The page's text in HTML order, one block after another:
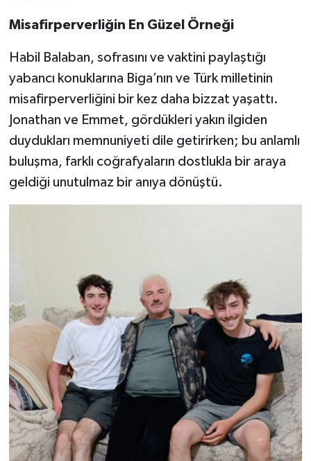
Misafirperverliğin En Güzel Örneği
Habil Balaban, sofrasını ve vaktini paylaştığı
yabancı konuklarına Biga’nın ve Türk milletinin
misafirperverliğini bir kez daha bizzat yaşattı.
Jonathan ve Emmet, gördükleri yakın ilgiden
duydukları memnuniyeti dile getirirken; bu anlamlı
buluşma, farklı coğrafyaların dostlukla bir araya
geldiği unutulmaz bir anıya dönüştü.